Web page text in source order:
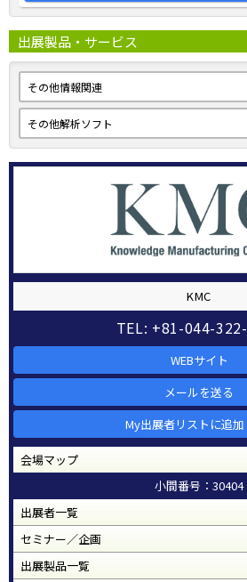
出展製品・サービス
その他情報関連
その他解析ソフト
KMC
TEL: +81-044-
WEBサイト
メールを送る
My出展者リストに追加
会場マップ
小間番号：30404
出展者一覧
セミナー／企画
出展製品一覧